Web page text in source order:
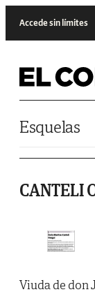
Accede sin límites
Esquelas
CANTELI
Viuda de don